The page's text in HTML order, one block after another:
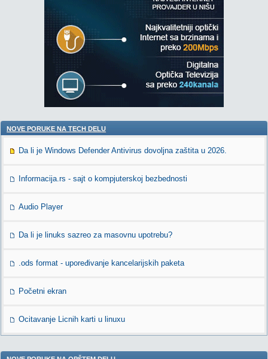
NOVE PORUKE NA TECH DELU
Da li je Windows Defender Antivirus dovoljna zaštita u 2026.
Informacija.rs - sajt o kompjuterskoj bezbednosti
Audio Player
Da li je linuks sazreo za masovnu upotrebu?
.ods format - upoređivanje kancelarijskih paketa
Početni ekran
Ocitavanje Licnih karti u linuxu